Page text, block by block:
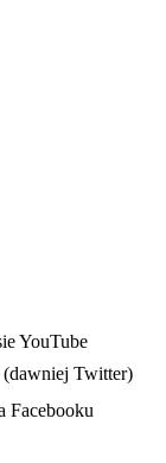
YouTube
(dawniej Twitter)
Facebooku